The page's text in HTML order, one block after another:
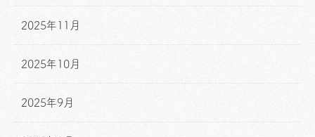
2025年11月
2025年10月
2025年9月